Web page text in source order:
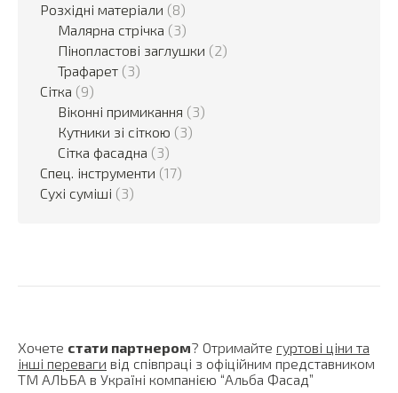
Розхідні матеріали (8)
Малярна стрічка (3)
Пінопластові заглушки (2)
Трафарет (3)
Сітка (9)
Віконні примикання (3)
Кутники зі сіткою (3)
Сітка фасадна (3)
Спец. інструменти (17)
Сухі суміші (3)
Хочете стати партнером? Отримайте гуртові ціни та
інші переваги від співпраці з офіційним представником
ТМ АЛЬБА в Україні компанією “Альба Фасад”